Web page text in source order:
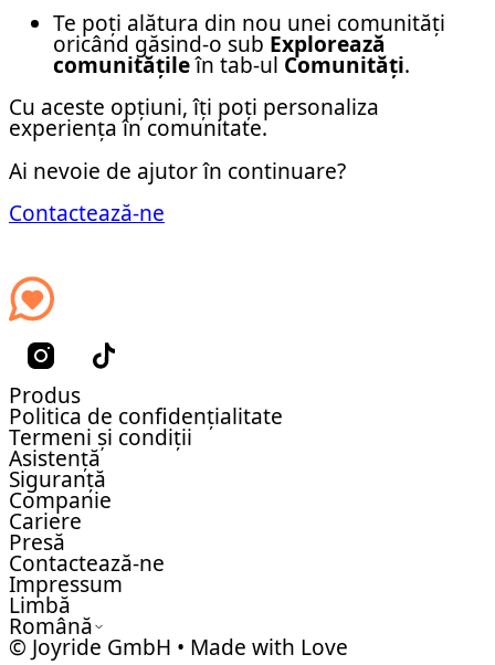
Te poți alătura din nou unei comunități
oricând găsind-o sub Explorează
comunitățileîn tab-ul Comunități.
Cu aceste opțiuni, îți poți personaliza
experiența în comunitate.
Ai nevoie de ajutor în continuare?
Contactează-ne
Produs
Politica de confidențialitate
Termeni și condiții
Asistență
Siguranță
Companie
Cariere
Presă
Contactează-ne
Impressum
Limbă
Română
© Joyride GmbH • Made with Love